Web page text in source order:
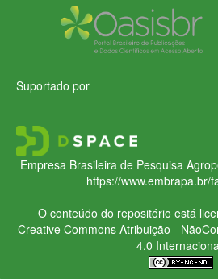
Suportado por
Empresa Brasileira de Pesquisa
https://www.embrapa.br/
O conteúdo do repositório está
Creative CommonsAtribuição -
4.0